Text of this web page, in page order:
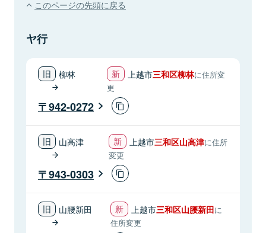
このページの先頭に戻る
ヤ行
柳林 上越市三和区柳林に住所変
更
942-0272
山高津 上越市三和区山高津に住所
変更
943-0303
山腰新田 上越市三和区山腰新田に
住所変更